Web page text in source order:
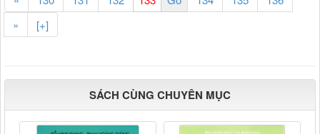
»
[+]
SÁCH CÙNG CHUYÊN MỤC